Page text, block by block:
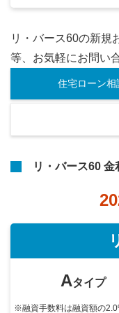
リ・バース60の新規
等、お気軽にお問い
住宅ローン
リ・バース60
Aタイプ
※融資手数料は融資額の